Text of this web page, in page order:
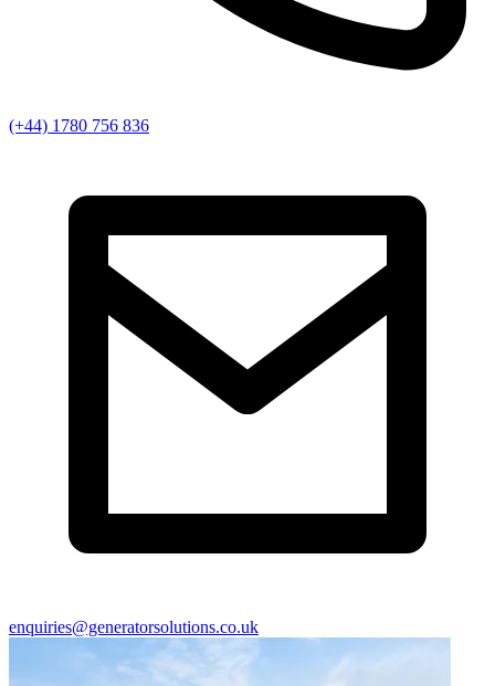
(+44) 1780 756 836
enquiries@generatorsolutions.co.uk